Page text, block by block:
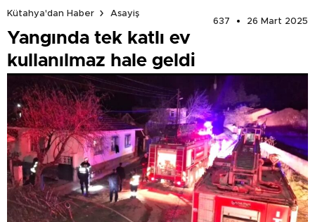
Kütahya'dan Haber
Asayiş
637
26 Mart 2025
Yangında tek katlı ev
kullanılmaz hale geldi